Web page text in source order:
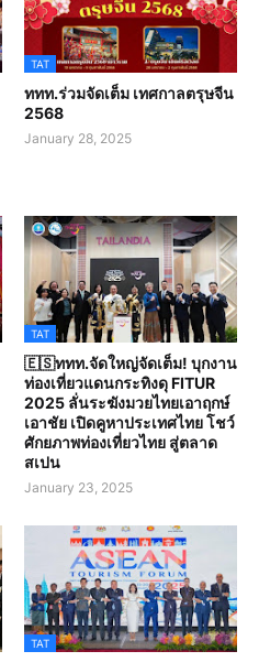
TAT
ททท.ร่วมจัดเต็ม เทศกาลตรุษจีน
2568
January 28, 2025
TAT
🇪🇸ททท.จัดใหญ่จัดเต็ม! บุกงาน
ท่องเที่ยวแดนกระทิงดุ FITUR
2025 ลั่นระฆังมวยไทยเอาฤกษ์
เอาชัย เปิดคูหาประเทศไทย โชว์
ศักยภาพท่องเที่ยวไทย สู่ตลาด
สเปน
January 23, 2025
TAT